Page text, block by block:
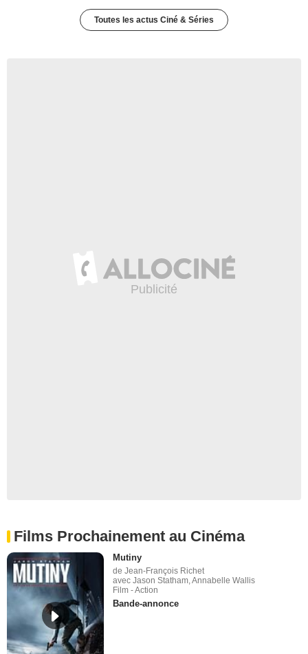
Toutes les actus Ciné & Séries
Films Prochainement au Cinéma
Mutiny
de Jean-François Richet
avec Jason Statham, Annabelle Wallis
Film - Action
Bande-annonce